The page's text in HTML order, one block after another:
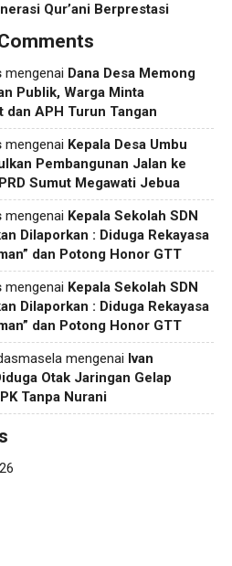
Qur’ani Berprestasi
mengenai Dana Desa Memong
Publik, Warga Minta
dan APH Turun Tangan
mengenai Kepala Desa Umbu
Pembangunan Jalan ke
Sumut Megawati Jebua
mengenai Kepala Sekolah SDN
Dilaporkan : Diduga Rekayasa
dan Potong Honor GTT
mengenai Kepala Sekolah SDN
Dilaporkan : Diduga Rekayasa
dan Potong Honor GTT
mengenai Ivan
Otak Jaringan Gelap
Tanpa Nurani